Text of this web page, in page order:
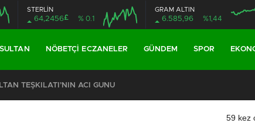
STERLİN
64,2456£ % 0.1
GRAM ALTIN
6.585,96 %1,44
NÖBETÇI ECZANELER GÜNDEM SPOR
TEŞKİLATI’NIN ACI GÜNÜ
59 kez